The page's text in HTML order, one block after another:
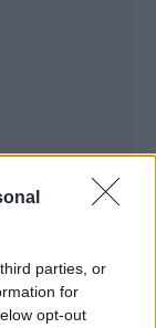
parties, or
for
opt-out